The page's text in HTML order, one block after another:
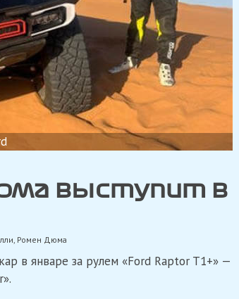
выступит в
, Ромен Дюма
в январе за рулем «Ford Raptor T1+» —